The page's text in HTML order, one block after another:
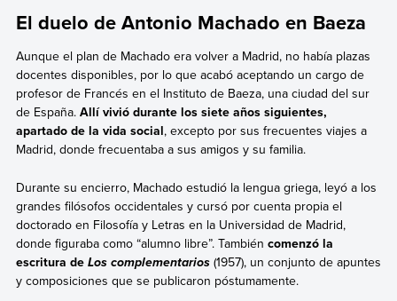
El duelo de Antonio Machado en Baeza
Aunque el plan de Machado era volver a Madrid, no había plazas
docentes disponibles, por lo que acabó aceptando un cargo de
profesor de Francés en el Instituto de Baeza, una ciudad del sur
de España. Allí vivió durante los siete años siguientes,
apartado de la vida social, excepto por sus frecuentes viajes a
Madrid, donde frecuentaba a sus amigos y su familia.
Durante su encierro, Machado estudió la lengua griega, leyó a los
grandes filósofos occidentales y cursó por cuenta propia el
doctorado en Filosofía y Letras en la Universidad de Madrid,
donde figuraba como “alumno libre”. También comenzó la
escritura de Los complementarios (1957), un conjunto de apuntes
y composiciones que se publicaron póstumamente.